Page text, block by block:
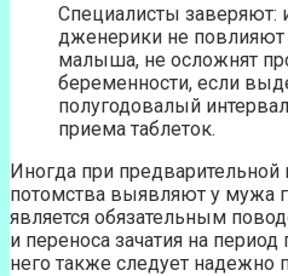
Специалисты заверяют:
дженерики не повлияют
малыша, не осложнят
беременности, если
полугодовалый
приема таблеток.
Иногда при
потомства выявляют у мужа
является обязательным
и переноса зачатия на
него также следует надежно